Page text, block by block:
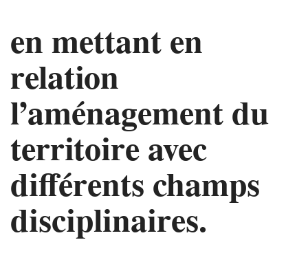
en mettant en
relation
l’aménagement du
territoire avec
différents champs
disciplinaires.